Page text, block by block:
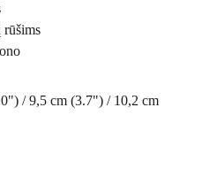
/ 9,5 cm (3.7") / 10,2 cm